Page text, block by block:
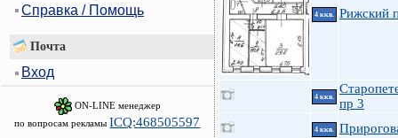
Справка / Помощь
Почта
Вход
ON-LINE менеджер
по вопросам рекламы ICQ:468505597
4 ккв. Рижский
4 ккв.
пр 3
4 ккв.